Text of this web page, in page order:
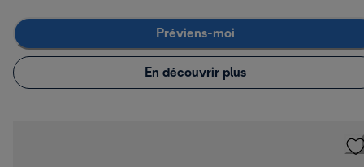
Préviens-moi
En découvrir plus